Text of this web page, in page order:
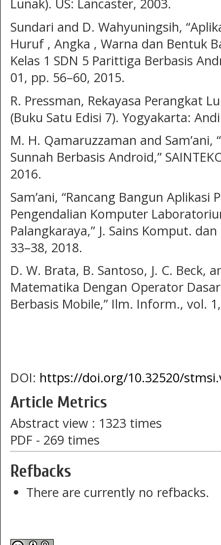
Lunak). US: Lancaster, 2003.
Sundari and D. Wahyuningsih,
Huruf , Angka , Warna dan Bentuk
Kelas 1 SDN 5 Parittiga Berbasis
01, pp. 56–60, 2015.
R. Pressman, Rekayasa Perangkat
(Buku Satu Edisi 7). Yogyakarta:
M. H. Qamaruzzaman and Sam’ani,
Sunnah Berbasis Android,”
2016.
Sam’ani, “Rancang Bangun Aplikasi
Pengendalian Komputer
Palangkaraya,” J. Sains Komput.
33–38, 2018.
D. W. Brata, B. Santoso, J. C. Beck,
Matematika Dengan Operator
Berbasis Mobile,” Ilm. Inform., vol.
DOI: https://doi.org/10.32520/
Article Metrics
Abstract view : 1323 times
PDF - 269 times
Refbacks
There are currently no refbacks.